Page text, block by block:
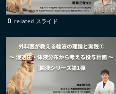
01:06:17
0 related スライド